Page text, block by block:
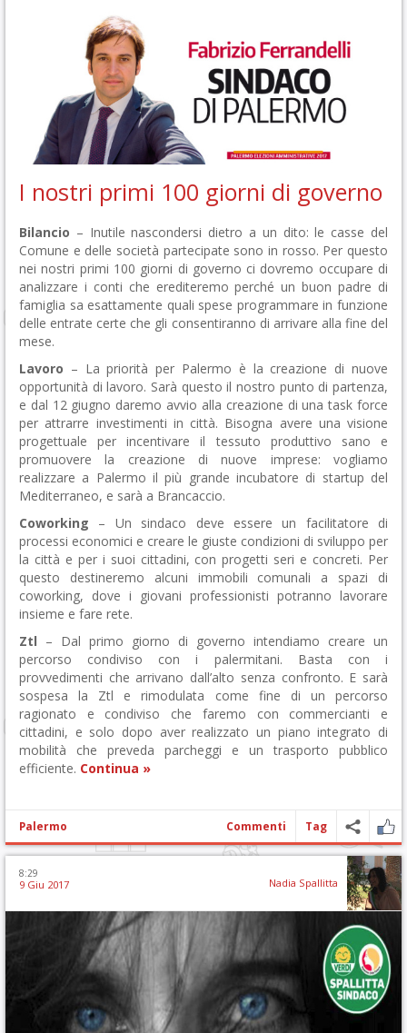
I nostri primi 100 giorni di governo
Bilancio – Inutile nascondersi dietro a un dito: le casse del
Comune e delle società partecipate sono in rosso. Per questo
nei nostri primi 100 giorni di governo ci dovremo occupare di
analizzare i conti che erediteremo perché un buon padre di
famiglia sa esattamente quali spese programmare in funzione
delle entrate certe che gli consentiranno di arrivare alla fine del
mese.
Lavoro – La priorità per Palermo è la creazione di nuove
opportunità di lavoro. Sarà questo il nostro punto di partenza,
e dal 12 giugno daremo avvio alla creazione di una task force
per attrarre investimenti in città. Bisogna avere una visione
progettuale per incentivare il tessuto produttivo sano e
promuovere la creazione di nuove imprese: vogliamo
realizzare a Palermo il più grande incubatore di startup del
Mediterraneo, e sarà a Brancaccio.
Coworking – Un sindaco deve essere un facilitatore di
processi economici e creare le giuste condizioni di sviluppo per
la città e per i suoi cittadini, con progetti seri e concreti. Per
questo destineremo alcuni immobili comunali a spazi di
coworking, dove i giovani professionisti potranno lavorare
insieme e fare rete.
Ztl – Dal primo giorno di governo intendiamo creare un
percorso condiviso con i palermitani. Basta con i
provvedimenti che arrivano dall’alto senza confronto. E sarà
sospesa la Ztl e rimodulata come fine di un percorso
ragionato e condiviso che faremo con commercianti e
cittadini, e solo dopo aver realizzato un piano integrato di
mobilità che preveda parcheggi e un trasporto pubblico
efficiente. Continua »
Palermo Commenti Tag
8:29
9 Giu 2017 Nadia Spallitta